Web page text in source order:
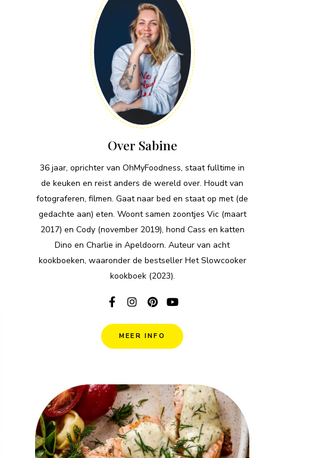
Over Sabine
36 jaar, oprichter van OhMyFoodness, staat fulltime in
de keuken en reist anders de wereld over. Houdt van
fotograferen, filmen. Gaat naar bed en staat op met (de
gedachte aan) eten. Woont samen zoontjes Vic (maart
2017) en Cody (november 2019), hond Cass en katten
Dino en Charlie in Apeldoorn. Auteur van acht
kookboeken, waaronder de bestseller Het Slowcooker
kookboek (2023).
MEER INFO